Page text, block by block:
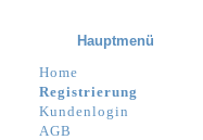
Hauptmenü
Home
Registrierung
Kundenlogin
AGB